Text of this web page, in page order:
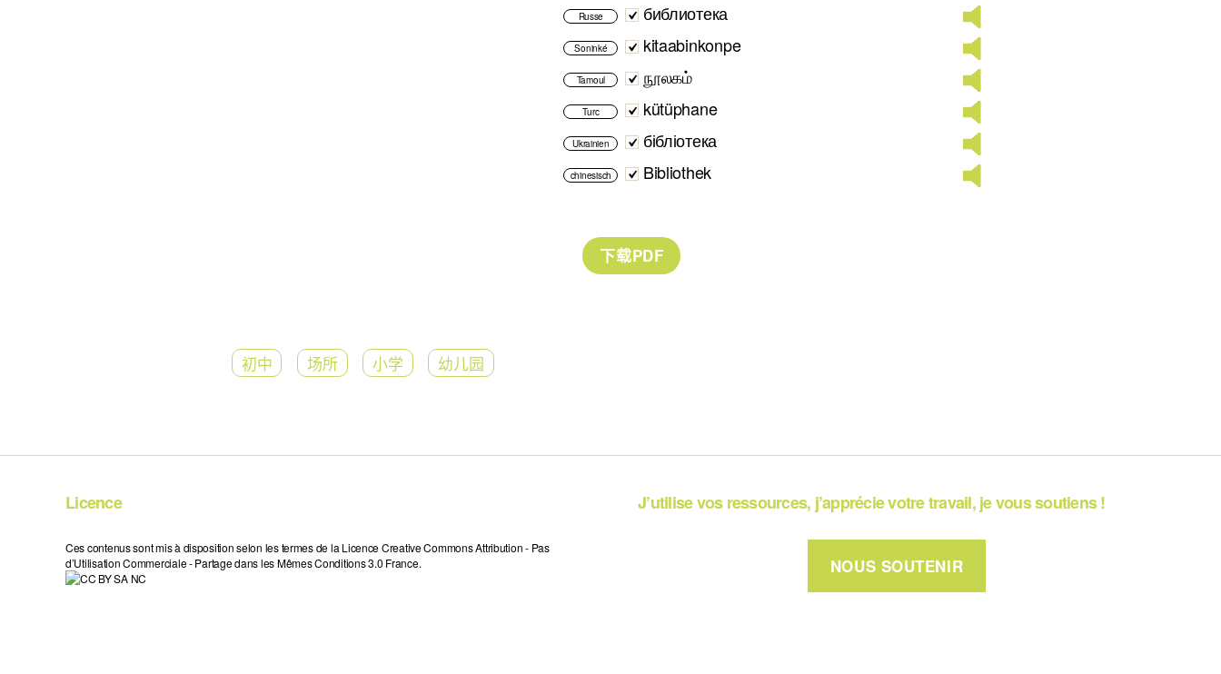
Russe библиотека
Soninké kitaabinkonpe
Tamoul நூலகம்
Turc kütüphane
Ukrainien бібліотека
chinesisch Bibliothek
初中 场所 小学 幼儿园
Licence
Ces contenus sont mis à disposition selon les termes de la Licence Creative Commons Attribution - Pas
d’Utilisation Commerciale - Partage dans les Mêmes Conditions 3.0 France.
J’utilise vos ressources, j’apprécie votre travail, je vous soutiens !
NOUS SOUTENIR